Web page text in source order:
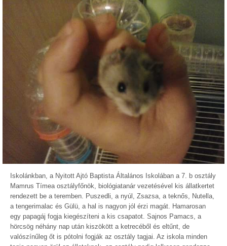
Iskolánkban, a Nyitott Ajtó Baptista Általános Iskolában a 7. b osztály
Mamrus Tímea osztályfőnök, biológiatanár vezetésével kis állatkertet
rendezett be a teremben. Puszedli, a nyúl, Zsazsa, a teknős, Nutella,
a tengerimalac és Gülü, a hal is nagyon jól érzi magát. Hamarosan
egy papagáj fogja kiegészíteni a kis csapatot. Sajnos Pamacs, a
hörcsög néhány nap után kiszökött a ketrecéből és eltűnt, de
valószínűleg őt is pótolni fogják az osztály tagjai. Az iskola minden